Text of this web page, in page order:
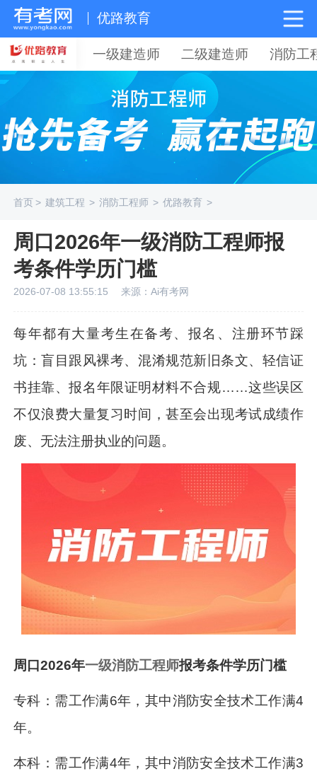
优路教育
一级建造师 二级建造师 消防工
首页> 建筑工程 > 消防工程师 > 优路教育 >
周口2026年一级消防工程师报
考条件学历门槛
2026-07-08 13:55:15 来源：Ai有考网
每年都有大量考生在备考、报名、注册环节踩
坑：盲目跟风裸考、混淆规范新旧条文、轻信证
书挂靠、报名年限证明材料不合规……这些误区
不仅浪费大量复习时间，甚至会出现考试成绩作
废、无法注册执业的问题。
周口2026年一级消防工程师报考条件学历门槛
专科：需工作满6年，其中消防安全技术工作满4
年。
本科：需工作满4年，其中消防安全技术工作满3